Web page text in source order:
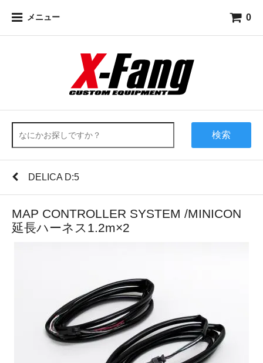
メニュー 0
検索
DELICA D:5
MAP CONTROLLER SYSTEM /MINICON
延長ハーネス1.2m×2